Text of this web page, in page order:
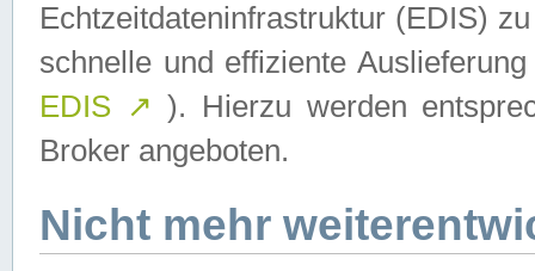
Echtzeitdateninfrastruktur (EDIS)
schnelle und effiziente
EDIS ↗ ). Hierzu werden
Broker angeboten.
Nicht mehr